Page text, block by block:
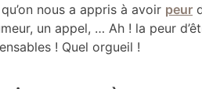
nous a appris à avoir peur
un appel, … Ah ! la peur
! Quel orgueil !